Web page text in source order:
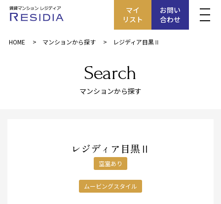
マイ
リスト
お問い
合わせ
HOME マンションから探す レジディア目黒Ⅱ
Search
マンションから探す
レジディア目黒Ⅱ
空室あり
ムービングスタイル